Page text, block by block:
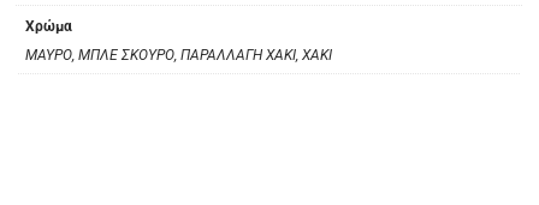
Χρώμα
ΜΑΥΡΟ, ΜΠΛΕ ΣΚΟΥΡΟ, ΠΑΡΑΛΛΑΓΗ ΧΑΚΙ, ΧΑΚΙ